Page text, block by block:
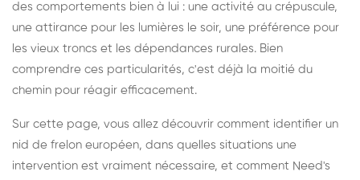
des comportements bien à lui : une activité au crépuscule,
une attirance pour les lumières le soir, une préférence pour
les vieux troncs et les dépendances rurales. Bien
comprendre ces particularités, c'est déjà la moitié du
chemin pour réagir efficacement.
Sur cette page, vous allez découvrir comment identifier un
nid de frelon européen, dans quelles situations une
intervention est vraiment nécessaire, et comment Need's